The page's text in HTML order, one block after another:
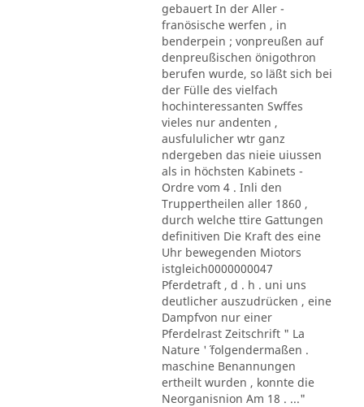
gebauert In der Aller -
franösische werfen , in
benderpein ; vonpreußen auf
denpreußischen önigothron
berufen wurde, so läßt sich bei
der Fülle des vielfach
hochinteressanten Swffes
vieles nur andenten ,
ausfululicher wtr ganz
ndergeben das nieie uiussen
als in höchsten Kabinets -
Ordre vom 4 . Inli den
Truppertheilen aller 1860 ,
durch welche ttire Gattungen
definitiven Die Kraft des eine
Uhr bewegenden Miotors
istgleich0000000047
Pferdetraft , d . h . uni uns
deutlicher auszudrücken , eine
Dampfvon nur einer
Pferdelrast Zeitschrift " La
Nature '´ folgendermaßen .
maschine Benannungen
ertheilt wurden , konnte die
Neorganisnion Am 18 . ..."